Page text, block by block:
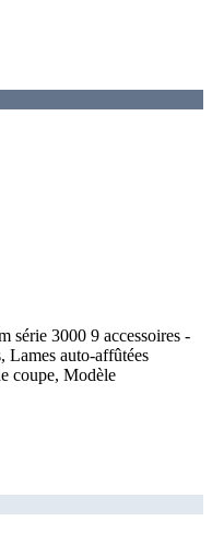
série 3000 9 accessoires -
Lames auto-affûtées
coupe, Modèle